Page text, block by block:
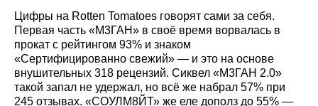
Цифры на Rotten Tomatoes говорят сами за себя.
Первая часть «М3ГАН» в своё время ворвалась в
прокат с рейтингом 93% и знаком
«Сертифицированно свежий» — и это на основе
внушительных 318 рецензий. Сиквел «М3ГАН 2.0»
такой запал не удержал, но всё же набрал 57% при
245 отзывах. «СОУЛМ8ЙТ» же еле дополз до 55% —